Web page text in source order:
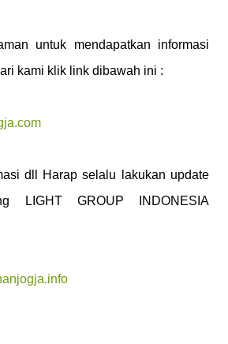
untuk mendapatkan informasi
kami klik link dibawah ini :
dll Harap selalu lakukan update
LIGHT GROUP INDONESIA